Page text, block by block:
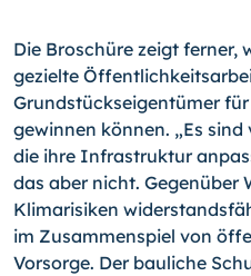
Die Broschüre zeigt ferner,
gezielte
Grundstückseigentümer
gewinnen können. „Es
die ihre Infrastruktur
das aber nicht. Gegenüber
Klimarisiken
im Zusammenspiel von
Vorsorge. Der bauliche